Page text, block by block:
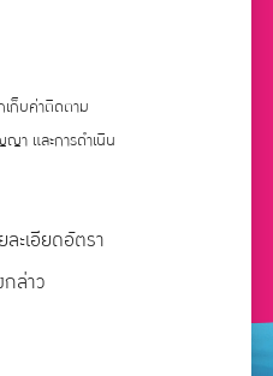
เก็บค่าติดตาม
า และการดำเนิน
ะเอียดอัตรา
ล่าว